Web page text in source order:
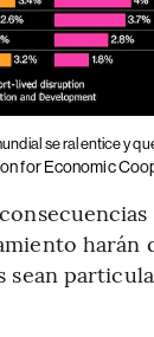
se ralentice y
for Economic
harán
sean